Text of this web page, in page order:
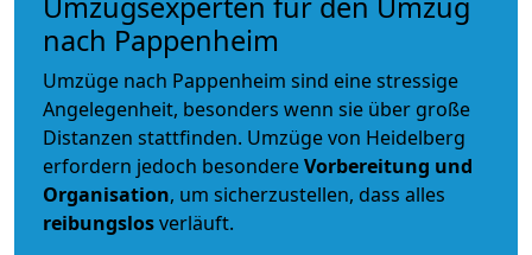
nach Pappenheim
Umzüge nach Pappenheim sind eine stressige
Angelegenheit, besonders wenn sie über große
Distanzen stattfinden. Umzüge von Heidelberg
erfordern jedoch besondereVorbereitung und
Organisation, um sicherzustellen, dass alles
reibungslosverläuft.